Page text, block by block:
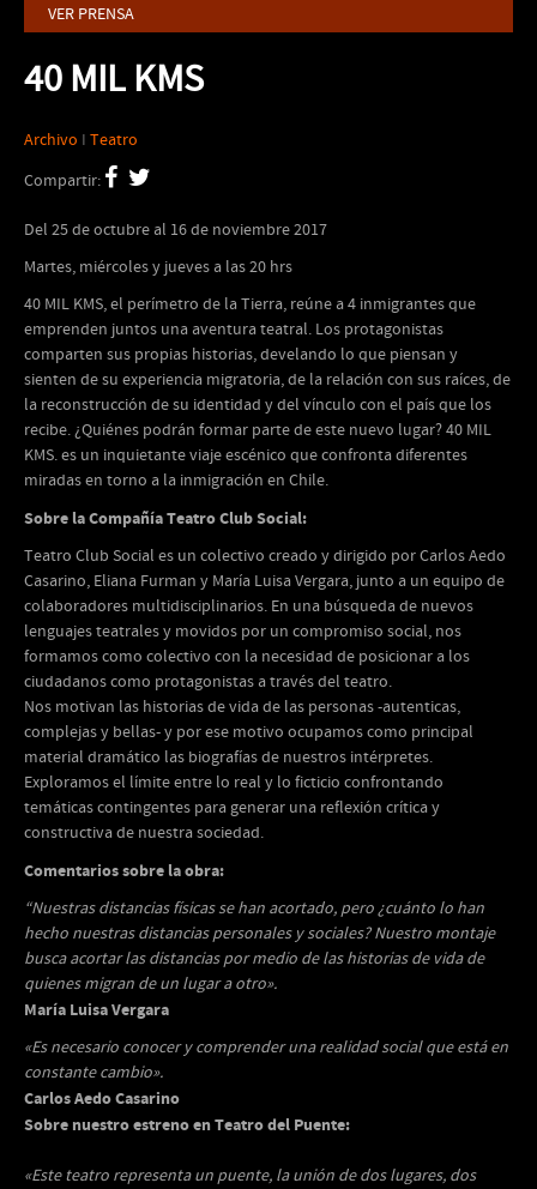
VER PRENSA
40 MIL KMS
Archivo I Teatro
Compartir:
Del 25 de octubre al 16 de noviembre 2017
Martes, miércoles y jueves a las 20 hrs
40 MIL KMS, el perímetro de la Tierra, reúne a 4 inmigrantes que
emprenden juntos una aventura teatral. Los protagonistas
comparten sus propias historias, develando lo que piensan y
sienten de su experiencia migratoria, de la relación con sus raíces, de
la reconstrucción de su identidad y del vínculo con el país que los
recibe. ¿Quiénes podrán formar parte de este nuevo lugar? 40 MIL
KMS. es un inquietante viaje escénico que confronta diferentes
miradas en torno a la inmigración en Chile.
Sobre la Compañía Teatro Club Social:
Teatro Club Social es un colectivo creado y dirigido por Carlos Aedo
Casarino, Eliana Furman y María Luisa Vergara, junto a un equipo de
colaboradores multidisciplinarios. En una búsqueda de nuevos
lenguajes teatrales y movidos por un compromiso social, nos
formamos como colectivo con la necesidad de posicionar a los
ciudadanos como protagonistas a través del teatro.
Nos motivan las historias de vida de las personas -autenticas,
complejas y bellas- y por ese motivo ocupamos como principal
material dramático las biografías de nuestros intérpretes.
Exploramos el límite entre lo real y lo ficticio confrontando
temáticas contingentes para generar una reflexión crítica y
constructiva de nuestra sociedad.
Comentarios sobre la obra:
“Nuestras distancias físicas se han acortado, pero ¿cuánto lo han
hecho nuestras distancias personales y sociales? Nuestro montaje
busca acortar las distancias por medio de las historias de vida de
quienes migran de un lugar a otro».
María Luisa Vergara
«Es necesario conocer y comprender una realidad social que está en
constante cambio».
Carlos Aedo Casarino
Sobre nuestro estreno en Teatro del Puente:
«Este teatro representa un puente, la unión de dos lugares, dos